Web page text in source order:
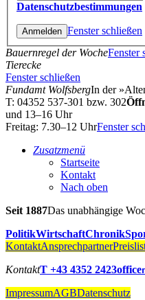
Datenschutzbestimmungen
Fenster schließen
Bauernregel der WocheFenster
Tierecke
Fenster schließen
Fundamt WolfsbergIn der
T: 04352 537-301 bzw. 302
und 13–16 Uhr
Freitag: 7.30–12 UhrFenster
Zusatzmenü
Startseite
Kontakt
Nach oben
Seit 1887Das unabhängige
PolitikWirtschaftChronik
KontaktAnsprechpartner
KontaktT +43 4352 2423office
ImpressumAGBDatenschutz